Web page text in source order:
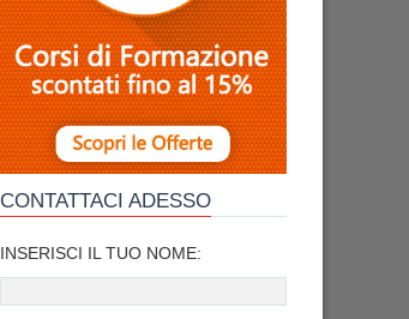
CONTATTACI ADESSO
INSERISCI IL TUO NOME: